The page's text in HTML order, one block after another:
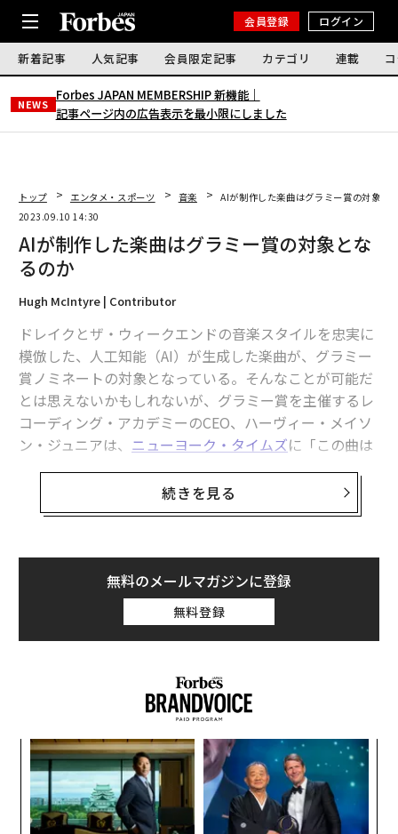
会員登録 ログイン
新着記事 人気記事 会員限定記事 カテゴリ 連載
NEWS
Forbes JAPAN MEMBERSHIP 新機能｜
記事ページ内の広告表示を最小限にしました
トップ エンタメ・スポーツ 音楽
AIが制作した楽曲はグラミー賞の対象と
2023.09.10 14:30
AIが制作した楽曲はグラミー賞の対象とな
るのか
Hugh McIntyre | Contributor
ドレイクとザ・ウィークエンドの音楽スタイルを忠実に
模倣した、人工知能（AI）が生成した楽曲が、グラミー
賞ノミネートの対象となっている。そんなことが可能だ
とは思えないかもしれないが、グラミー賞を主催するレ
コーディング・アカデミーのCEO、ハーヴィー・メイソ
ン・ジュニアは、 ニューヨーク・タイムズに「この曲は
人間によって書かれたので、完全に適格だ」と語ってい
る（その後同CEOは、ドレイクとザ・ウィークエンドの
声を模倣したAIによる楽曲がグラミー賞の選考対象にな
この曲「Heart on My Sleeve」は、匿名のアーティスト
であるGhostwriterによって制作された。この曲は、そ
のキャッチーさと、曲の中の声がドレイクやザ・ウィー
クエンドの声に驚くほど似ていることから、4月にすぐ
「Heart on My Sleeve」が初めて登場したとき、多くの
人々は、これが2人のアーティストからの未発表のデモ
曲のリークだと考えた。しかし、間もなくGhostwriter
自身によって、彼自身が実際に作成したこと、そして曲
のクレジットに名前のある2人のスターたちはその制作
に関与していないことが明かされた。
続きを見る
無料のメールマガジンに登録
無料登録